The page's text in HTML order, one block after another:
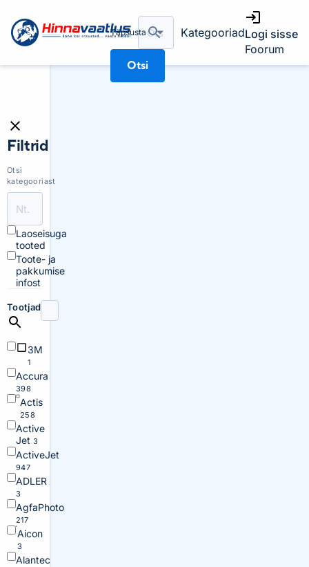
Täpsusta
Otsi
KategooriadLogi sisse
Foorum
Filtrid
Otsi
kategooriast
Laoseisuga
tooted
Toote- ja
pakkumise
infost
Tootjad
3M
1
Accura
398
Actis
258
Active
Jet 3
ActiveJet
947
ADLER
3
AgfaPhoto
217
Aicon
3
Alantec